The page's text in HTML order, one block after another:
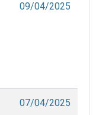
09/04/2025
07/04/2025